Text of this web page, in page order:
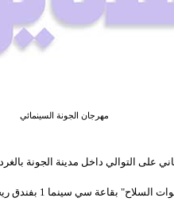
مهرجان الجونة السينمائي
على التوالي داخل مدينة الجونة بالغردقة،